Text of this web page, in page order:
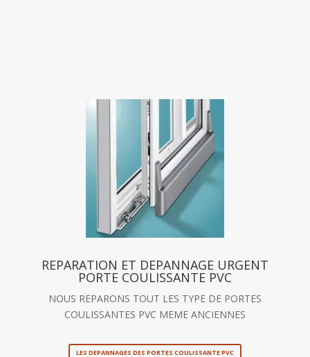
REPARATION ET DEPANNAGE URGENT
PORTE COULISSANTE PVC
NOUS REPARONS TOUT LES TYPE DE PORTES
COULISSANTES PVC MEME ANCIENNES
LES DEPANNAGES DES PORTES COULISSANTE PVC